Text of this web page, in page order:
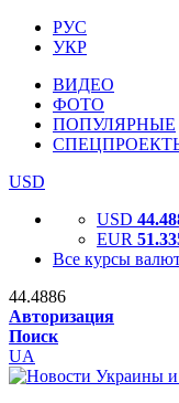
РУС
УКР
ВИДЕО
ФОТО
ПОПУЛЯРНЫЕ
USD
USD
EUR
Все курсы
44.4886
Авторизация
Поиск
UA